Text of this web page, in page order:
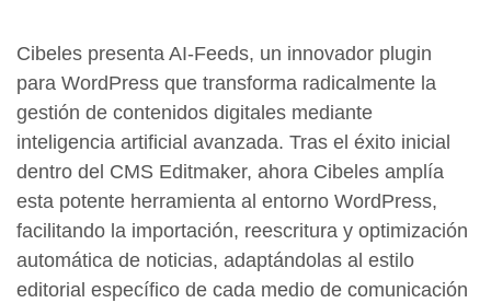
Cibeles presenta AI-Feeds, un innovador plugin
para WordPress que transforma radicalmente la
gestión de contenidos digitales mediante
inteligencia artificial avanzada. Tras el éxito inicial
dentro del CMS Editmaker, ahora Cibeles amplía
esta potente herramienta al entorno WordPress,
facilitando la importación, reescritura y optimización
automática de noticias, adaptándolas al estilo
editorial específico de cada medio de comunicación